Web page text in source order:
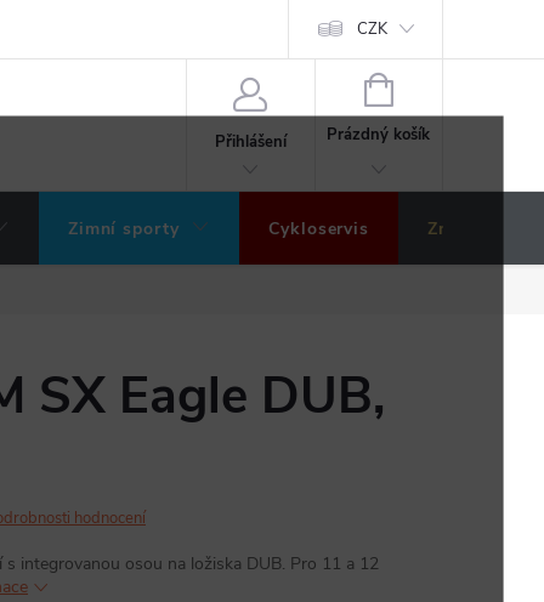
Hodnocení obchodu CZK
Přihlášení
NÁKUPNÍ
KOŠÍK
Prázdný košík
Zimní sporty Cykloservis Značky
SX Eagle DUB,
hodnocení
s integrovanou osou na ložiska DUB. Pro 11 a 12